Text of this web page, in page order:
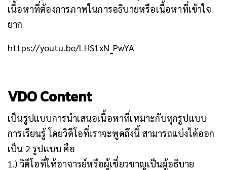
เนื้อหาที่ต้องการภาพในการอธิบายหรือเนื้อหาที่เข้าใจ
ยาก
https://youtu.be/LHS1xN_PwYA
VDO Content
เป็นรูปแบบการนำเสนอเนื้อหาที่เหมาะกับทุกรูปแบบ
การเรียนรู้ โดยวิดีโอที่เราจะพูดถึงนี้ สามารถแบ่งได้ออก
เป็น 2 รูปแบบ คือ
1.) วิดีโอที่ให้อาจารย์หรือผู้เชี่ยวชาญเป็นผู้อธิบาย